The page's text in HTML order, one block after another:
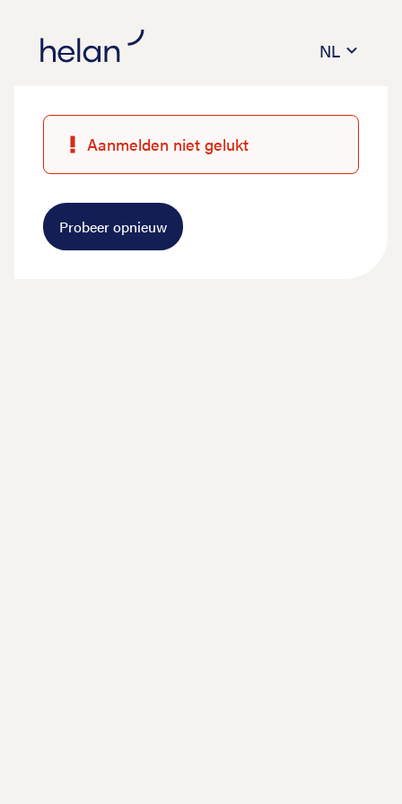
NL
Aanmelden niet gelukt
Probeer opnieuw